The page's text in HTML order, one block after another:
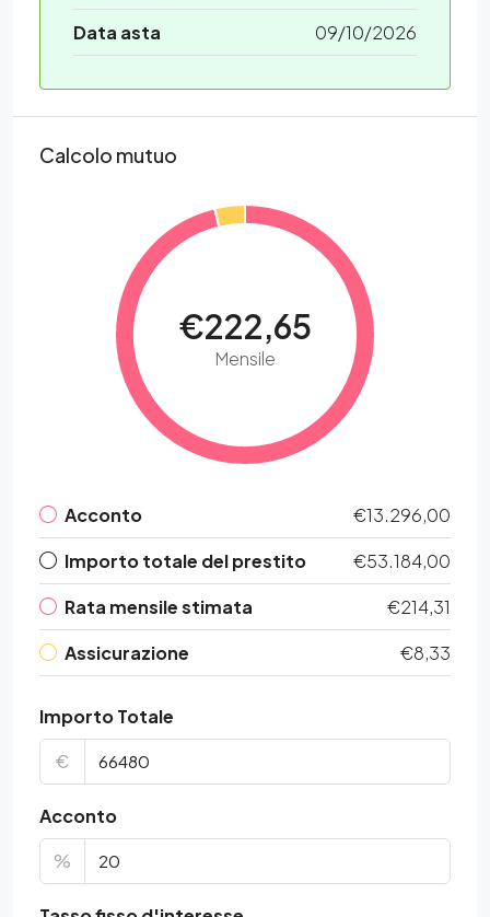
Data asta
09/10/2026
Calcolo mutuo
€222,65
Mensile
Acconto
€13.296,00
Importo totale del prestito
€53.184,00
Rata mensile stimata
€214,31
Assicurazione
€8,33
Importo Totale
€
Acconto
%